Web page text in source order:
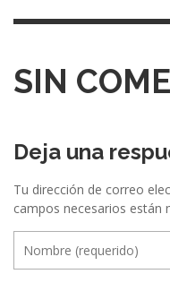
c
i
n
e
n
r
SIN
Deja una
Tu dirección de correo
campos necesarios están